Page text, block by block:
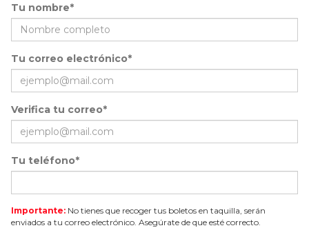
Tu nombre*
Tu correo electrónico*
Verifica tu correo*
Tu teléfono*
Importante: No tienes que recoger tus boletos en taquilla, serán
enviados a tu correo electrónico. Asegúrate de que esté correcto.